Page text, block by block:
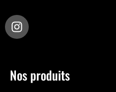
Nos produits